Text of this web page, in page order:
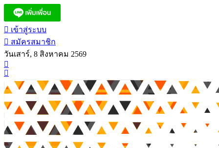
เข้าสู่ระบบ
สมัครสมาชิก
วันเสาร์, 8 สิงหาคม 2569